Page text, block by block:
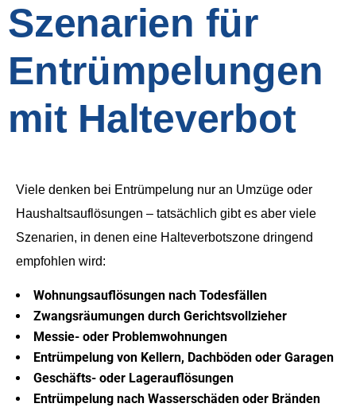
Szenarien für
Entrümpelungen
mit Halteverbot
Viele denken bei Entrümpelung nur an Umzüge oder
Haushaltsauflösungen – tatsächlich gibt es aber viele
Szenarien, in denen eine Halteverbotszone dringend
empfohlen wird:
Wohnungsauflösungen nach Todesfällen
Zwangsräumungen durch Gerichtsvollzieher
Messie- oder Problemwohnungen
Entrümpelung von Kellern, Dachböden oder Garagen
Geschäfts- oder Lagerauflösungen
Entrümpelung nach Wasserschäden oder Bränden